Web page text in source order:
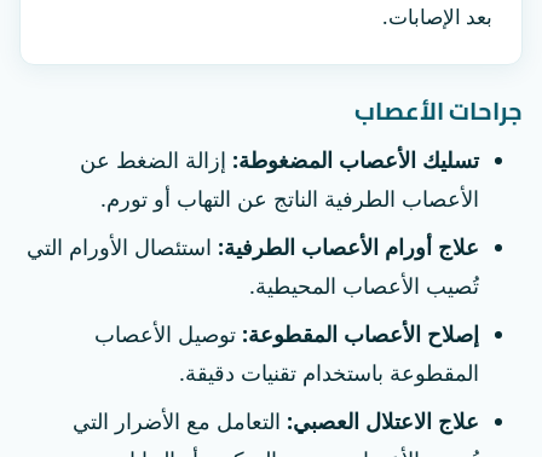
بعد الإصابات.
جراحات الأعصاب
تسليك الأعصاب المضغوطة: إزالة الضغط عن
الأعصاب الطرفية الناتج عن التهاب أو تورم.
علاج أورام الأعصاب الطرفية: استئصال الأورام التي
تُصيب الأعصاب المحيطية.
إصلاح الأعصاب المقطوعة: توصيل الأعصاب
المقطوعة باستخدام تقنيات دقيقة.
علاج الاعتلال العصبي: التعامل مع الأضرار التي